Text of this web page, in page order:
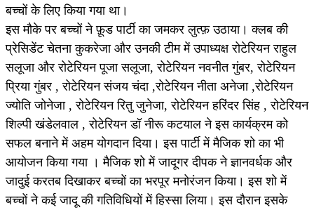
बच्चों के लिए किया गया था।
इस मौके पर बच्चों ने फ़ूड पार्टी का जमकर लुत्फ़ उठाया। क्लब की
प्रेसिडेंट चेतना कुकरेजा और उनकी टीम में उपाध्यक्ष रोटेरियन राहुल
सलूजा और रोटेरियन पूजा सलूजा, रोटेरियन नवनीत गुंबर, रोटेरियन
प्रिया गुंबर , रोटेरियन संजय चंदा ,रोटेरियन नीता अनेजा ,रोटेरियन
ज्योति जोनेजा , रोटेरियन रितु जुनेजा, रोटेरियन हरिंदर सिंह , रोटेरियन
शिल्पी खंडेलवाल , रोटेरियन डॉ नीरू कटयाल ने इस कार्यक्रम को
सफल बनाने में अहम योगदान दिया। इस पार्टी में मैजिक शो का भी
आयोजन किया गया । मैजिक शो में जादूगर दीपक ने ज्ञानवर्धक और
जादुई करतब दिखाकर बच्चों का भरपूर मनोरंजन किया। इस शो में
बच्चों ने कई जादू की गतिविधियों में हिस्सा लिया। इस दौरान इसके